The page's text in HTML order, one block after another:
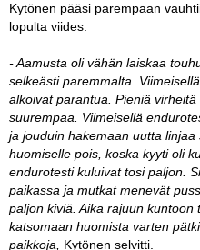
Kytönen pääsi parempaan
lopulta viides.
- Aamusta oli vähän laiskaa
selkeästi paremmalta.
alkoivat parantua. Pieniä
suurempaa. Viimeisellä
ja jouduin hakemaan uutta
huomiselle pois, koska kyyti oli
endurotesti kuluivat tosi paljon.
paikassa ja mutkat menevät
paljon kiviä. Aika rajuun
katsomaan huomista varten
paikkoja,
Kytönen selvitti.